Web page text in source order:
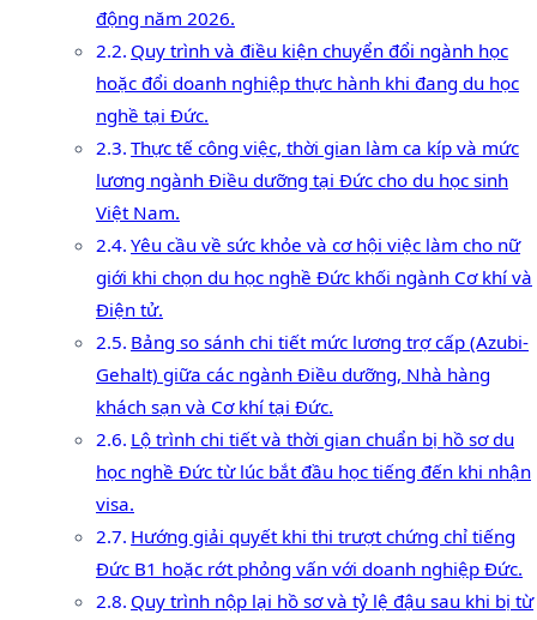
động năm 2026.
Quy trình và điều kiện chuyển đổi ngành học
hoặc đổi doanh nghiệp thực hành khi đang du học
nghề tại Đức.
Thực tế công việc, thời gian làm ca kíp và mức
lương ngành Điều dưỡng tại Đức cho du học sinh
Việt Nam.
Yêu cầu về sức khỏe và cơ hội việc làm cho nữ
giới khi chọn du học nghề Đức khối ngành Cơ khí và
Điện tử.
Bảng so sánh chi tiết mức lương trợ cấp (Azubi-
Gehalt) giữa các ngành Điều dưỡng, Nhà hàng
khách sạn và Cơ khí tại Đức.
Lộ trình chi tiết và thời gian chuẩn bị hồ sơ du
học nghề Đức từ lúc bắt đầu học tiếng đến khi nhận
visa.
Hướng giải quyết khi thi trượt chứng chỉ tiếng
Đức B1 hoặc rớt phỏng vấn với doanh nghiệp Đức.
Quy trình nộp lại hồ sơ và tỷ lệ đậu sau khi bị từ